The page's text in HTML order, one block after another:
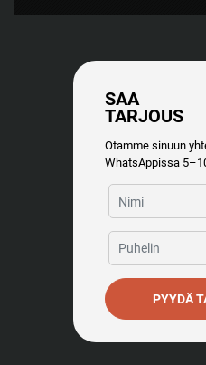
SAA
TARJOUS
Otamme sinuun
WhatsAppissa
PYYDÄ